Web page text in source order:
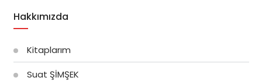
Hakkımızda
Kitaplarım
Suat ŞİMŞEK